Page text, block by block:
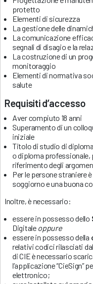
protetto
Elementi di sicurezza
La gestione delle
La comunicazione
segnali di disagio e la
La costruzione di un
monitoraggio
Elementi di normativa
salute
Requisiti d’accesso
Aver compiuto 18 anni
Superamento di un
iniziale
Titolo di studio di
o diploma
riferimento degli
Per le persone straniere
soggiorno e una buona
Inoltre, è necessario:
essere in possesso dello
Digitaleoppure
essere in possesso della
relativi codici rilasciati
di CIE è necessario
l’applicazione “CieSign”
elettronico;